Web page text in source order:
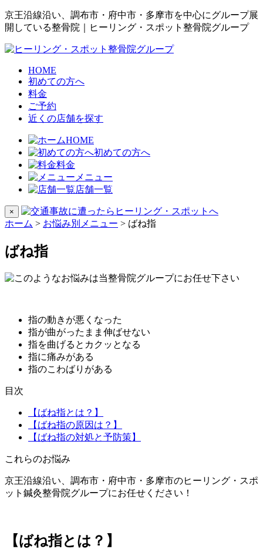
京王沿線沿い、調布市・府中市・多摩市を中心にグループ展
開している整骨院｜ヒーリング・スポット整骨院グループ
HOME
初めての方へ
料金
ご予約
近くの店舗を探す
HOME
初めての方へ
料金
メニュー
店舗一覧
×
ホーム > お悩み別メニュー > ばね指
ばね指
指の動きが悪くなった
指が曲がったまま伸ばせない
指を曲げるとカクッとなる
指に痛みがある
指のこわばりがある
目次
【ばね指とは？】
【ばね指の原因は？】
【ばね指の対処と予防策】
これらのお悩み
京王沿線沿い、調布市・府中市・多摩市のヒーリング・スポ
ット鍼灸整骨院グループにお任せください！
【ばね指とは？】